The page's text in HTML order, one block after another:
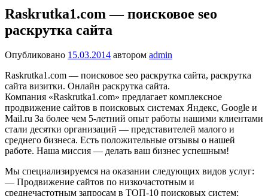
Raskrutka1.com — поисковое seo
раскрутка сайта
Опубликовано 15.03.2014 автором admin
Raskrutka1.com — поисковое seo раскрутка сайта, раскрутка
сайта визитки. Онлайн раскрутка сайта.
Компания «Raskrutka1.com» предлагает комплексное
продвижение сайтов в поисковых системах Яндекс, Google и
Mail.ru За более чем 5-летний опыт работы нашими клиентами
стали десятки организаций — представителей малого и
среднего бизнеса. Есть положительные отзывы о нашей
работе. Наша миссия — делать ваш бизнес успешным!
Мы специализируемся на оказании следующих видов услуг:
— Продвижение сайтов по низкочастотным и
среднечастотным запросам в ТОП-10 поисковых систем;